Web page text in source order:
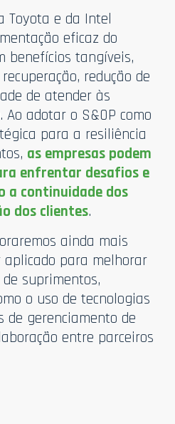
Toyota e da Intel
eficaz do
benefícios tangíveis,
redução de
de atender às
adotar o S&OP como
para a resiliência
as empresas podem
enfrentar desafios e
a continuidade dos
dos clientes.
ainda mais
aplicado para melhorar
suprimentos,
o uso de tecnologias
de gerenciamento de
entre parceiros